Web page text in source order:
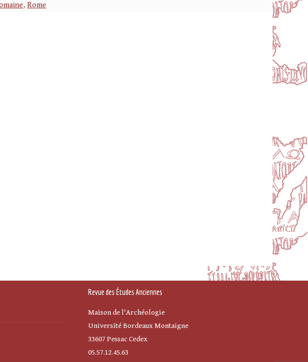
, Rome
Revue des Études Anciennes
Maison de l'Archéologie
Université Bordeaux Montaigne
33607 Pessac Cedex
05.57.12.45.63